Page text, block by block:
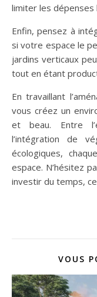
limiter les dépenses
Enfin, pensez à
si votre espace le
jardins verticaux
tout en étant
En travaillant
vous créez un
et beau. Entre
l’intégration de
écologiques,
espace. N’hésitez
investir du temps,
VOUS